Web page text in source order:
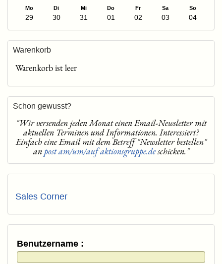
Mo Di Mi Do Fr Sa So
29 30 31 01 02 03 04
Warenkorb
Warenkorb ist leer
Schon gewusst?
"Wir versenden jeden Monat einen Email-Newsletter mit
aktuellen Terminen und Informationen. Interessiert?
Einfach eine Email mit dem Betreff "Newsletter bestellen"
an post am/um/auf aktionsgruppe.deschicken."
Sales Corner
Benutzername :